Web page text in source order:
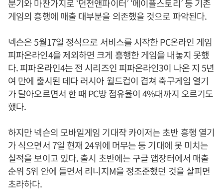
분기와 마찬가지로 ‘던전앤파이터’ ‘메이플스토리’ 등 기존
게임의 흥행에 매출 대부분을 의존했을 것으로 파악된다.
넥슨은 5월17일 정식으로 서비스를 시작한 PC온라인 게임
피파온라인4을 제외하면 크게 흥행한 게임을 내놓지 못했
다. 피파온라인4는 전 시리즈인 피파온라인3이 나온 지 5년
여 만에 출시된 데다 러시아 월드컵이 겹쳐 축구게임 열기
가 달아오르면서 한 때 PC방 점유율이 4%대까지 오르기도
했다.
하지만 넥슨의 모바일게임 기대작 카이저는 초반 흥행 열기
가 식으면서 7일 현재 24위에 머무는 등 기대에 못 미치는
실적을 보이고 있다. 출시 초반에는 구글 앱장터에서 매출
순위 5위 안에 들면서 리니지M을 정조준했던 것을 살피면
초라하다.